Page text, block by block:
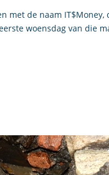
met de naam
woensdag van die